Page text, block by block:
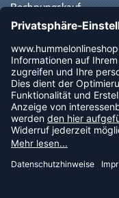
Rechnungskauf
Paypal
Vorkasse
Sofortüberweisung
NEWSLETTER